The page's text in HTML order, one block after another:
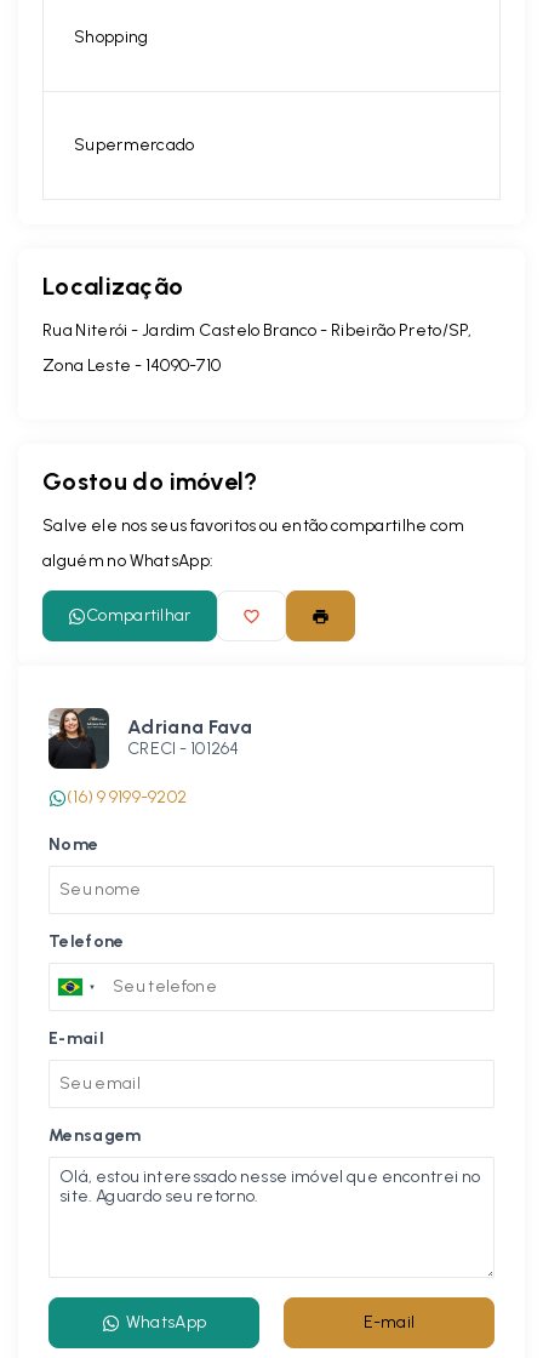
Shopping
Supermercado
Localização
Rua Niterói - Jardim Castelo Branco - Ribeirão Preto/SP,
Zona Leste - 14090-710
Gostou do imóvel?
Salve ele nos seus favoritos ou então compartilhe com
alguém no WhatsApp:
Compartilhar
Adriana Fava
CRECI - 101264
(16) 9 9199-9202
Nome
Telefone
E-mail
Mensagem
WhatsApp E-mail